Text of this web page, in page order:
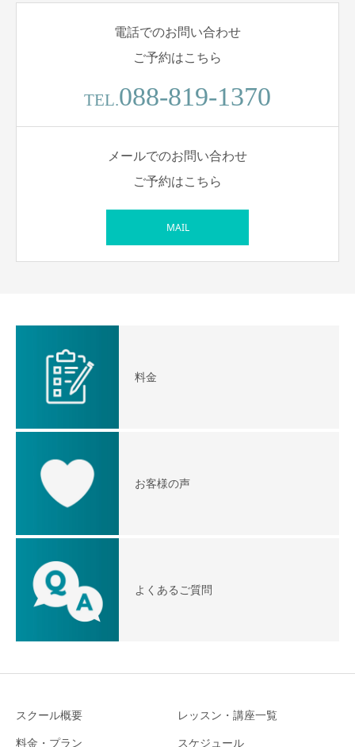
電話でのお問い合わせ
ご予約はこちら
TEL.088-819-1370
メールでのお問い合わせ
ご予約はこちら
MAIL
料金
お客様の声
よくあるご質問
スクール概要
レッスン・講座一覧
料金・プラン
スケジュール